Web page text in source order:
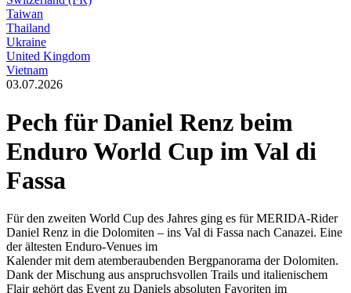
Taiwan
Thailand
Ukraine
United Kingdom
Vietnam
03.07.2026
Pech für Daniel Renz beim
Enduro World Cup im Val di
Fassa
Für den zweiten World Cup des Jahres ging es für MERIDA-Rider
Daniel Renz in die Dolomiten – ins Val di Fassa nach Canazei. Eine
der ältesten Enduro-Venues im
Kalender mit dem atemberaubenden Bergpanorama der Dolomiten.
Dank der Mischung aus anspruchsvollen Trails und italienischem
Flair gehört das Event zu Daniels absoluten Favoriten im